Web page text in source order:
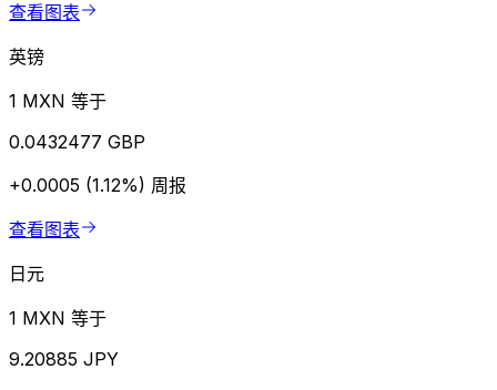
查看图表
英镑
1 MXN 等于
0.0432477 GBP
+0.0005 (1.12%) 周报
查看图表
日元
1 MXN 等于
9.20885 JPY